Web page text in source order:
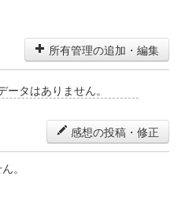
所有管理の追加・編集
タはありません。
感想の投稿・修正
。